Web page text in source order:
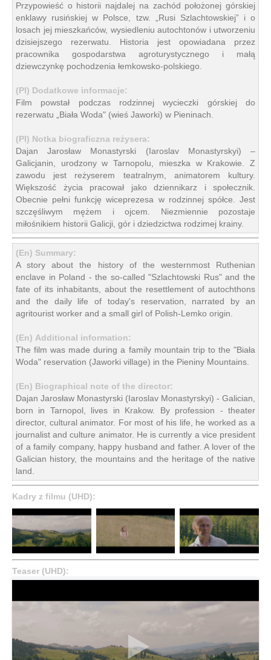
Przypowieść o historii najdalej na zachód położonej górskiej
enklawy rusińskiej w Polsce, tzw. „Rusi Szlachtowskiej” i o
losach jej mieszkańców, wysiedleniu autochtonów i utworzeniu
dzisiejszego rezerwatu. Historia jest opowiadana przez
pracownika gospodarstwa agroturystycznego i małą
dziewczynkę pochodzenia łemkowsko-polskiego.
(Pl) Dodatkowe informacje:
Film powstał podczas rodzinnej wycieczki górskiej do
rezerwatu „Biała Woda" (wieś Jaworki) w Pieninach.
(Pl) Notka biograficzna reżysera:
Dajan Jarosław Monastyrski (Iaroslav Monastyrskyi) –
Galicjanin, urodzony w Tarnopolu, mieszka w Krakowie. Z
zawodu jest reżyserem teatralnym, animatorem kultury.
Większość życia pracował jako dziennikarz i społecznik.
Obecnie pełni funkcję wiceprezesa w rodzinnej spółce. Jest
szczęśliwym mężem i ojcem. Niezmiennie pozostaje
miłośnikiem historii Galicji, gór i dziedzictwa rodzimej krainy.
(En) Summary:
A story about the history of the westernmost Ruthenian
enclave in Poland - the so-called "Szlachtowski Rus" and the
fate of its inhabitants, about the resettlement of autochthons
and the daily life of today's reservation, narrated by an
agritourist worker and a small girl of Polish-Lemko origin.
(En) Additional information:
The film was made during a family mountain trip to the "Biała
Woda" reservation (Jaworki village) in the Pieniny Mountains.
(En) Biographical note of the director:
Dajan Jarosław Monastyrski (Iaroslav Monastyrskyi) - Galician,
born in Tarnopol, lives in Krakow. By profession - theater
director, cultural animator. For most of his life, he worked as a
journalist and culture animator. He is currently a vice president
of a family company, happy husband and father. A lover of the
Galician history, the mountains and the heritage of the native
land.
Kadry z filmu (UHD):
Teaser (UHD):